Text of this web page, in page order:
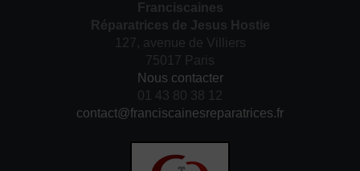
Franciscaines
Réparatrices de Jesus Hostie
127, avenue de Villiers
75017 Paris
Nous contacter
01 43 80 38 12
contact@franciscainesreparatrices.fr